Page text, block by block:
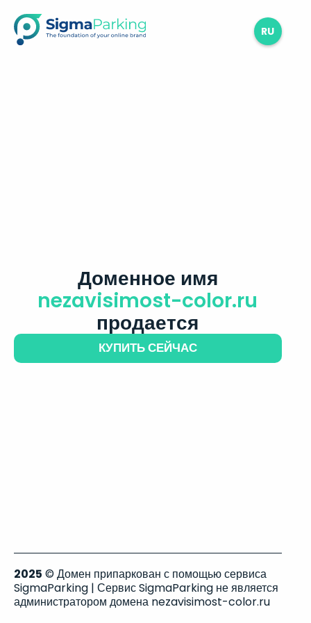
RU
Доменное имя
nezavisimost-color.ru
продается
КУПИТЬ СЕЙЧАС
2025 © Домен припаркован с помощью сервиса
SigmaParking | Сервис SigmaParking не является
администратором домена nezavisimost-color.ru